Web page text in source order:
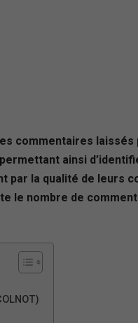
commentaires laissés
ainsi
par la qualité de leurs
le nombre de